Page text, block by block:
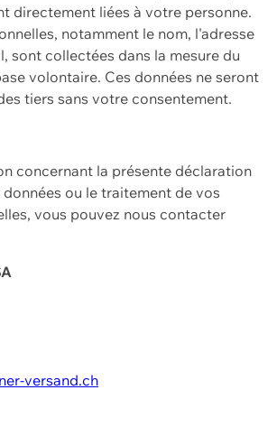
directement liées à votre personne.
notamment le nom, l'adresse
sont collectées dans la mesure du
volontaire. Ces données ne seront
tiers sans votre consentement.
concernant la présente déclaration
ou le traitement de vos
vous pouvez nous contacter
versand.ch